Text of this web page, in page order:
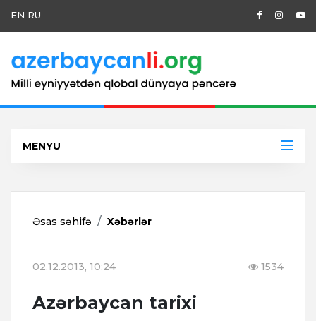
EN RU
MENYU
Əsas səhifə Xəbərlər
02.12.2013, 10:24 1534
Azərbaycan tarixi